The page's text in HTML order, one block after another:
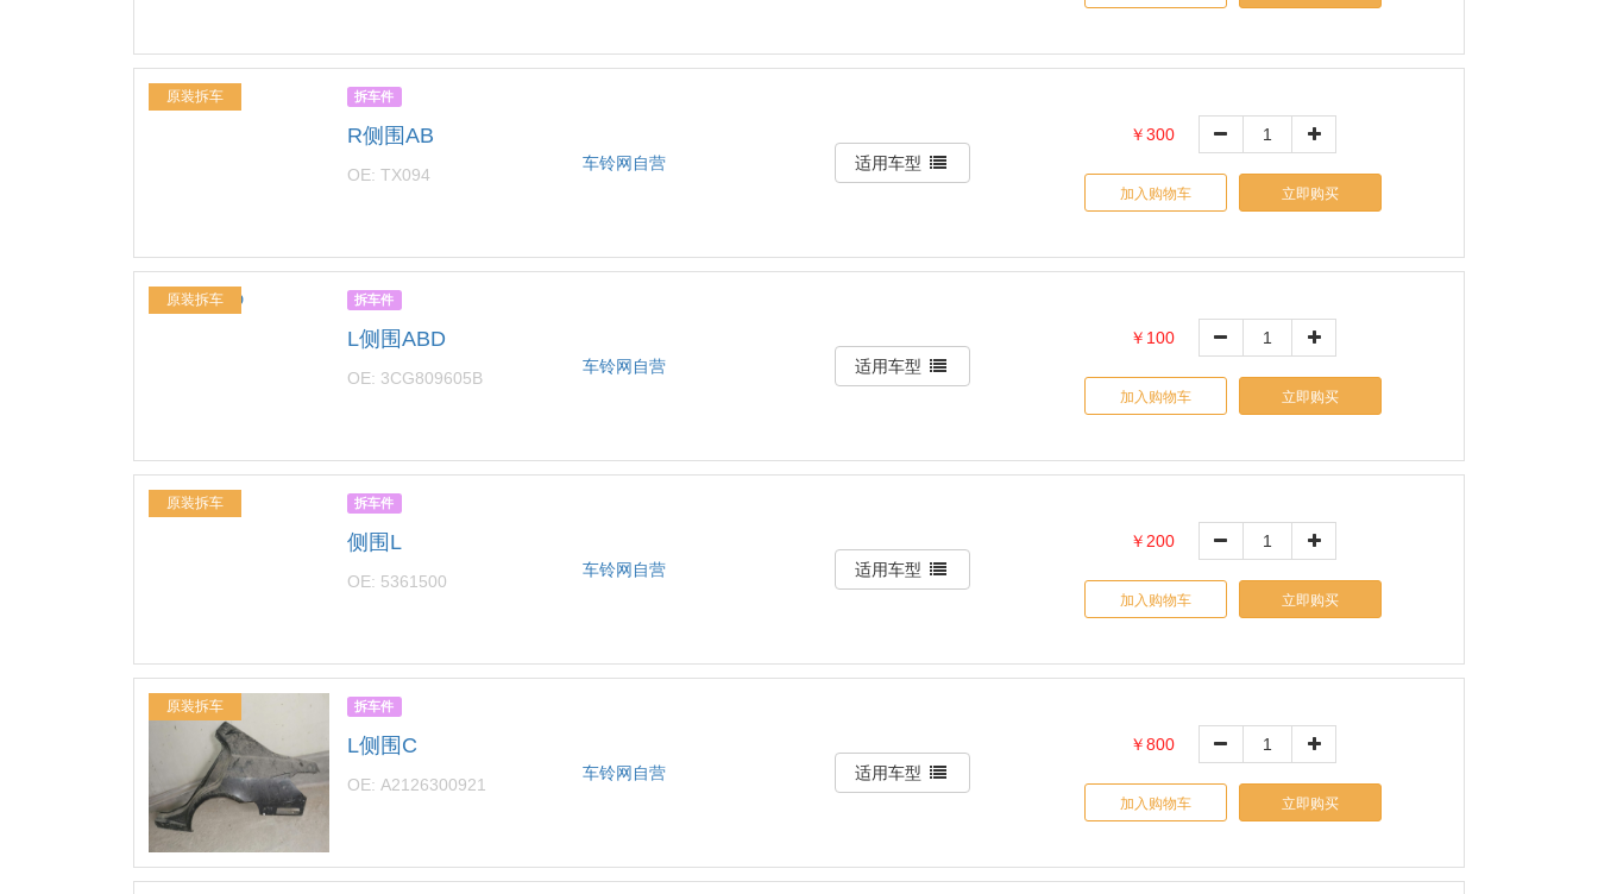
原装拆车 拆车件
R侧围AB
OE: TX094
车铃网自营 适用车型
￥300
加入购物车 立即购买
原装拆车 拆车件
L侧围ABD
OE: 3CG809605B
车铃网自营 适用车型
￥100
加入购物车 立即购买
原装拆车 拆车件
侧围L
OE: 5361500
车铃网自营 适用车型
￥200
加入购物车 立即购买
原装拆车 拆车件
L侧围C
OE: A2126300921
车铃网自营 适用车型
￥800
加入购物车 立即购买